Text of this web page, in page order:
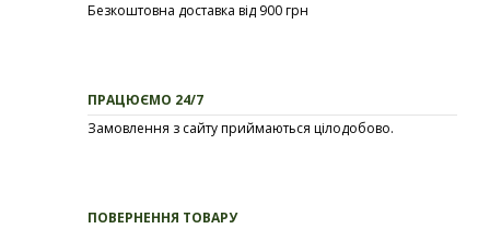
Безкоштовна доставка від 900 грн
ПРАЦЮЄМО 24/7
Замовлення з сайту приймаються цілодобово.
ПОВЕРНЕННЯ ТОВАРУ